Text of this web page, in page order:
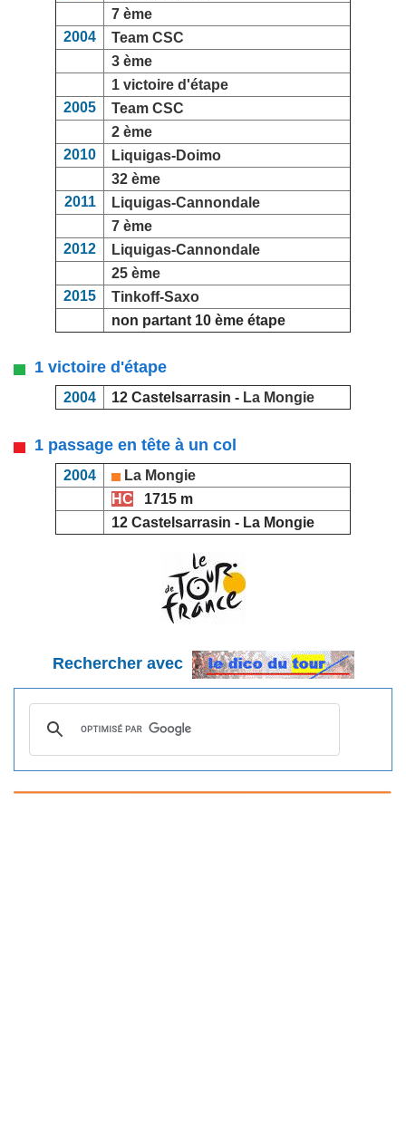
7 ème
2004
Team CSC
3 ème
1 victoire d'étape
2005
Team CSC
2 ème
2010
Liquigas-Doimo
32 ème
2011
Liquigas-Cannondale
7 ème
2012
Liquigas-Cannondale
25 ème
2015
Tinkoff-Saxo
non partant 10 ème étape
1 victoire d'étape
2004 12 Castelsarrasin - La Mongie
1 passage en tête à un col
2004
La Mongie
HC
1715 m
12 Castelsarrasin - La Mongie
Rechercher avec